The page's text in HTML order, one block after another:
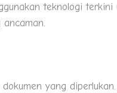
teknologi
yang